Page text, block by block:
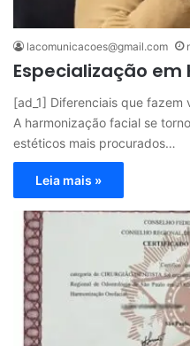
lacomunicacoes@gmail.com
Especialização
[ad_1] Diferenciais que
A harmonização facial se
estéticos mais procurados…
Leia mais »